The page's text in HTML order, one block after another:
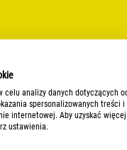
celu analizy danych dotyczących
spersonalizowanych treści i
internetowej. Aby uzyskać
ustawienia.